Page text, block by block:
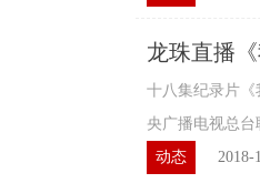
龙珠直播
十八集纪录片
央广播电视总
动态
2018-